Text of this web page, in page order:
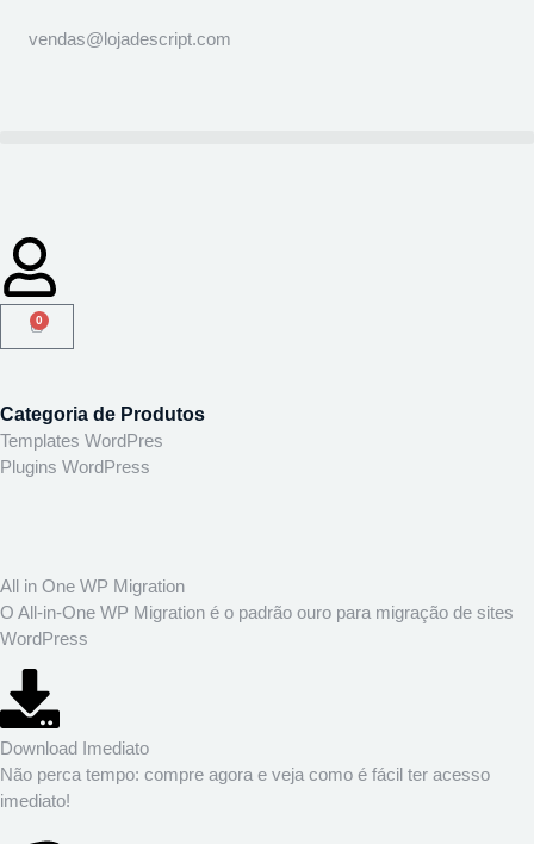
vendas@lojadescript.com
0
Categoria de Produtos
Templates WordPres
Plugins WordPress
All in One WP Migration
O All-in-One WP Migration é o padrão ouro para migração de sites
WordPress
Download Imediato
Não perca tempo: compre agora e veja como é fácil ter acesso
imediato!